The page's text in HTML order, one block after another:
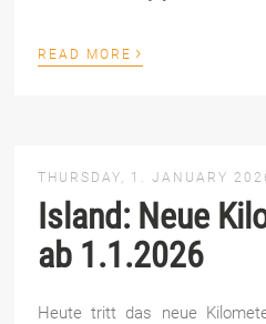
READ MORE ›
THURSDAY, 1. JANUARY
Island: Neue
ab 1.1.2026
Heute tritt das neue